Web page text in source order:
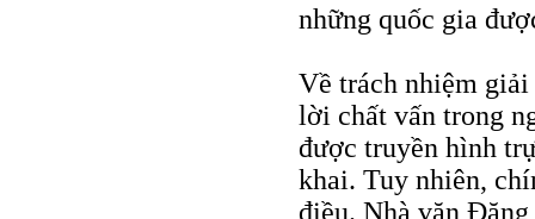
những quốc gia
Về trách nhiệm
lời chất vấn trong
được truyền hình
khai. Tuy nhiên,
điều. Nhà văn